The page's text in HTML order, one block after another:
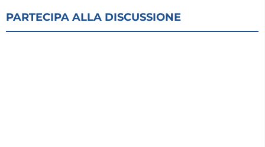
PARTECIPA ALLA DISCUSSIONE